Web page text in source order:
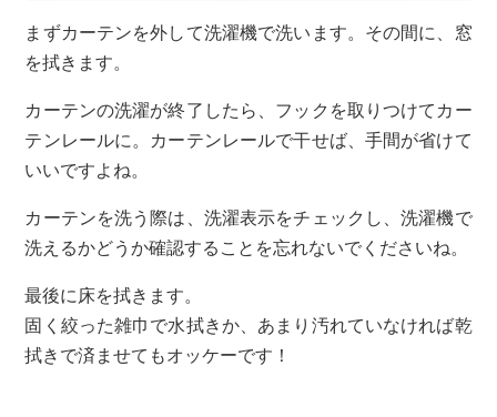
まずカーテンを外して洗濯機で洗います。その間に、窓
を拭きます。
カーテンの洗濯が終了したら、フックを取りつけてカー
テンレールに。カーテンレールで干せば、手間が省けて
いいですよね。
カーテンを洗う際は、洗濯表示をチェックし、洗濯機で
洗えるかどうか確認することを忘れないでくださいね。
最後に床を拭きます。
固く絞った雑巾で水拭きか、あまり汚れていなければ乾
拭きで済ませてもオッケーです！